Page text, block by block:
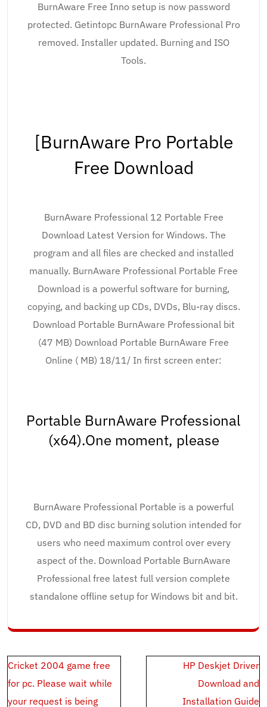
BurnAware Free Inno setup is now password
protected. Getintopc BurnAware Professional Pro
removed. Installer updated. Burning and ISO
Tools.
[BurnAware Pro Portable
Free Download
BurnAware Professional 12 Portable Free
Download Latest Version for Windows. The
program and all files are checked and installed
manually. BurnAware Professional Portable Free
Download is a powerful software for burning,
copying, and backing up CDs, DVDs, Blu-ray discs.
Download Portable BurnAware Professional bit
(47 MB) Download Portable BurnAware Free
Online ( MB) 18/11/ In first screen enter:
Portable BurnAware Professional
(x64).One moment, please
BurnAware Professional Portable is a powerful
CD, DVD and BD disc burning solution intended for
users who need maximum control over every
aspect of the. Download Portable BurnAware
Professional free latest full version complete
standalone offline setup for Windows bit and bit.
Post
navigation
Cricket 2004 game free
for pc. Please wait while
your request is being
HP Deskjet Driver
Download and
Installation Guide